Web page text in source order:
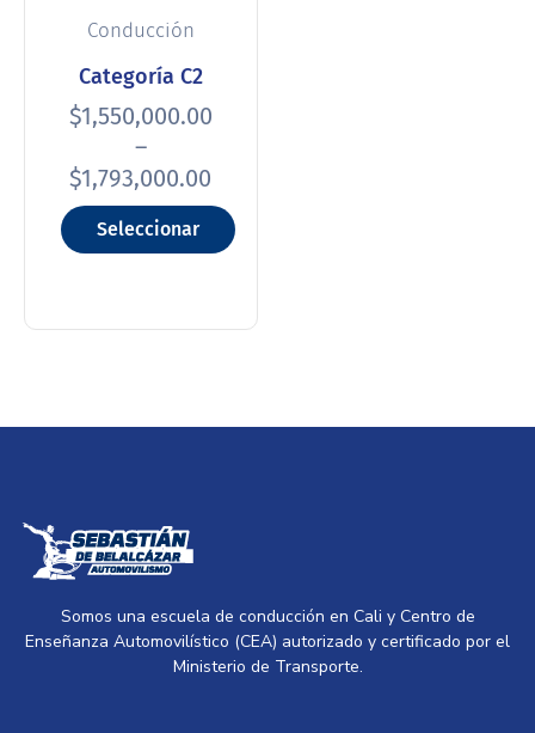
Conducción
Categoría C2
$1,550,000.00
–
$1,793,000.00
Seleccionar
Somos una escuela de conducción en Cali y Centro de
Enseñanza Automovilístico (CEA) autorizado y certificado por el
Ministerio de Transporte.